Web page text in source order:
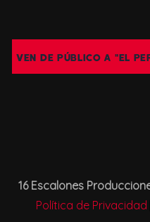
VEN DE PÚBLICO A "EL
16 Escalones
Política de Privacidad